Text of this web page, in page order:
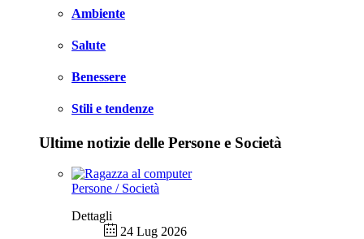
Ambiente
Salute
Benessere
Stili e tendenze
Ultime notizie delle Persone e Società
Persone / Società
Dettagli
24 Lug 2026